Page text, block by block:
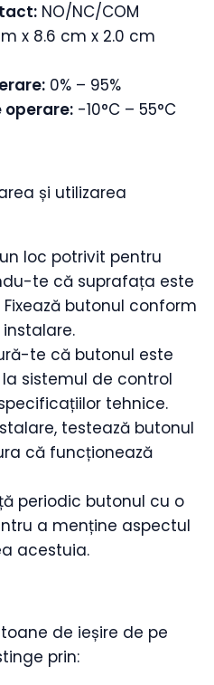
NO/NC/COM
x 8.6 cm x 2.0 cm
0% – 95%
-10°C – 55°C
și utilizarea
loc potrivit pentru
te că suprafața este
butonul conform
te că butonul este
sistemul de control
tehnice.
testează butonul
că funcționează
periodic butonul cu o
a menține aspectul
acestuia.
de ieșire de pe
prin: